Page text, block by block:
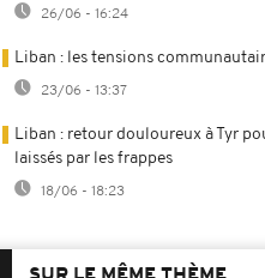
26/06 - 16:24
Liban : les tensions
23/06 - 13:37
Liban : retour douloureux à Tyr
laissés par les frappes
18/06 - 18:23